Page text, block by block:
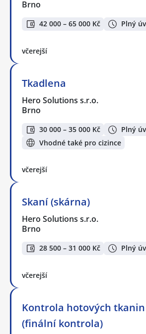
Brno
42 000 – 65 000 Kč Plný
včerejší
Tkadlena
Hero Solutions s.r.o.
Brno
30 000 – 35 000 Kč
Plný
Vhodné také pro cizince
včerejší
Skaní (skárna)
Hero Solutions s.r.o.
Brno
28 500 – 31 000 Kč Plný
včerejší
Kontrola hotových tkanin
(finální kontrola)